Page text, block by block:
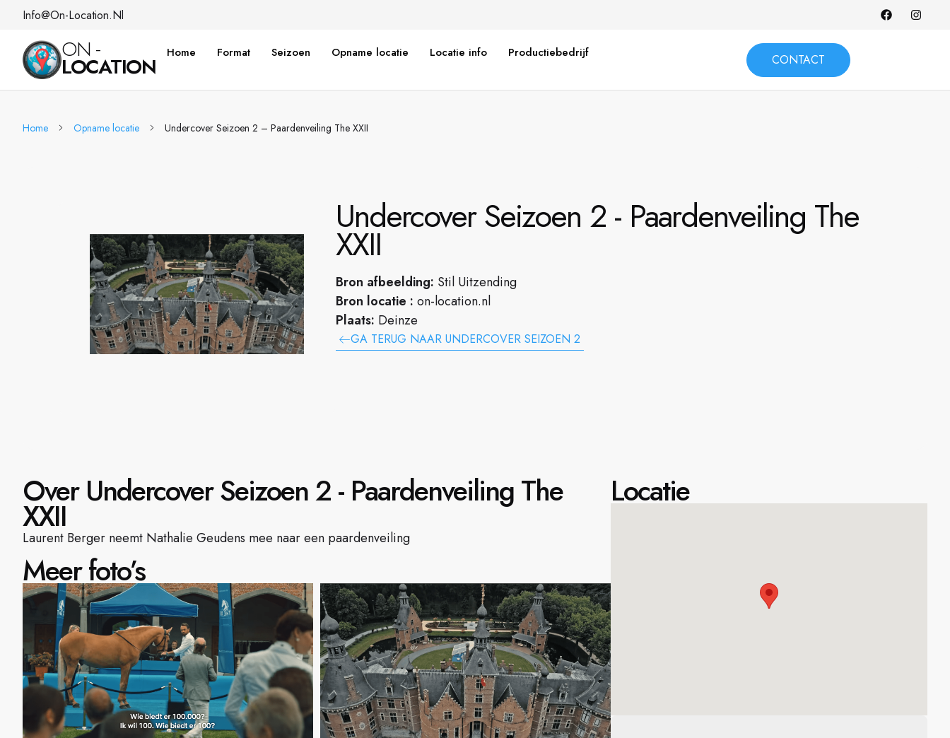
Info@on-Location.nl
ON -
LOCATION
Home Format Seizoen Opname locatie Locatie info Productiebedrijf CONTACT
Home Opname locatie Undercover Seizoen 2 – Paardenveiling The XXII
Undercover Seizoen 2 - Paardenveiling The
XXII
Bron afbeelding: Stil Uitzending
Bron locatie : on-location.nl
Plaats: Deinze
GA TERUG NAAR UNDERCOVER SEIZOEN 2
Over Undercover Seizoen 2 - Paardenveiling The
XXII
Laurent Berger neemt Nathalie Geudens mee naar een paardenveiling
Meer foto’s
Locatie